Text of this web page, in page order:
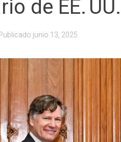
de EE. UU.
Publicado junio 13, 2025